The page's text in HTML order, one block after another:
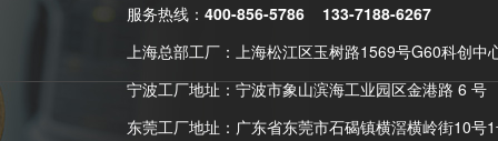
服务热线： 400-856-5786
133-7188-6267
上海总部工厂：上海松江区玉树路1569号G60科创
宁波工厂地址：宁波市象山滨海工业园区金港路 6 号
东莞工厂地址：广东省东莞市石碣镇横滘横岭街10号